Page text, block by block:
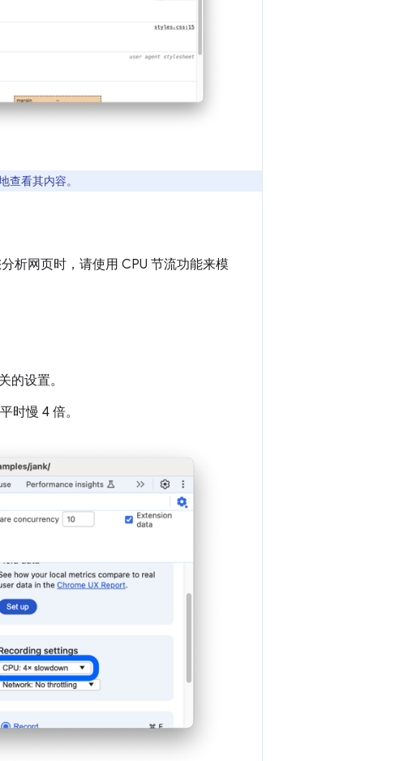
查看其内容。
析网页时，请使用 CPU 节流功能来模
的设置。
时慢 4 倍。